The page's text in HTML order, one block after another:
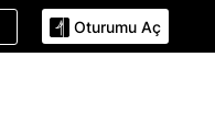
Oturumu Aç